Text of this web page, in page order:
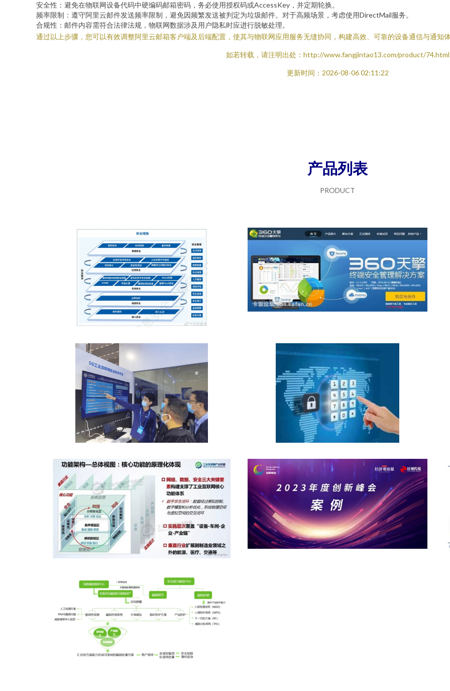
安全性：避免在物联网设备代码中硬编码邮箱密码，务必使用授权码或AccessKey，并定期轮换。
频率限制：遵守阿里云邮件发送频率限制，避免因频繁发送被判定为垃圾邮件。对于高频场景，考虑使用DirectMail服务。
合规性：邮件内容需符合法律法规，物联网数据涉及用户隐私时应进行脱敏处理。
通过以上步骤，您可以有效调整阿里云邮箱客户端及后端配置，使其与物联网应用服务无缝协同，构建高效、可靠的设备通信与通知
如若转载，请注明出处：http://www.fangjintao13.com/product/74.html
更新时间：2026-08-06 02:11:22
产品列表
PRODUCT